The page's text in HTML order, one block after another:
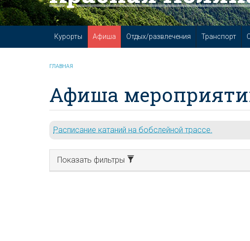
Курорты Афиша Отдых/развлечения Транспорт
ГЛАВНАЯ
Афиша
Расписание катаний на бобслейной трассе.
Показать фильтры